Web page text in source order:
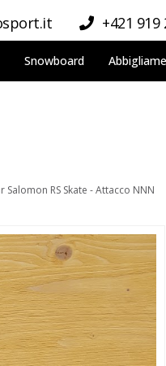
+421 919
Snowboard
Salomon RS Skate - Attacco NNN